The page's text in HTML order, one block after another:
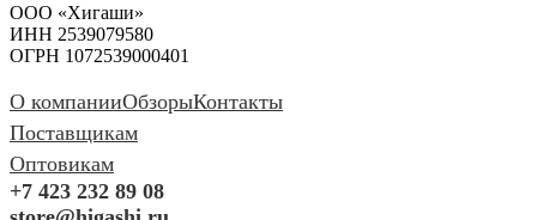
ООО «Хигаши»
ИНН 2539079580
ОГРН 1072539000401
О компанииОбзорыКонтакты
Поставщикам
Оптовикам
+7 423 232 89 08